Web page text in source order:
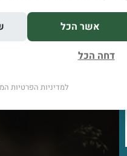
והזמנה
אשר הכל
דחה הכל
למדיניות הפרטיות